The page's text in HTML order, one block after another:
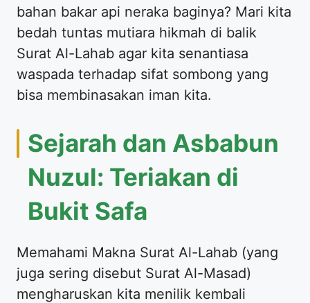
bahan bakar api neraka baginya? Mari kita
bedah tuntas mutiara hikmah di balik
Surat Al-Lahab agar kita senantiasa
waspada terhadap sifat sombong yang
bisa membinasakan iman kita.
Sejarah dan Asbabun
Nuzul: Teriakan di
Bukit Safa
Memahami Makna Surat Al-Lahab (yang
juga sering disebut Surat Al-Masad)
mengharuskan kita menilik kembali